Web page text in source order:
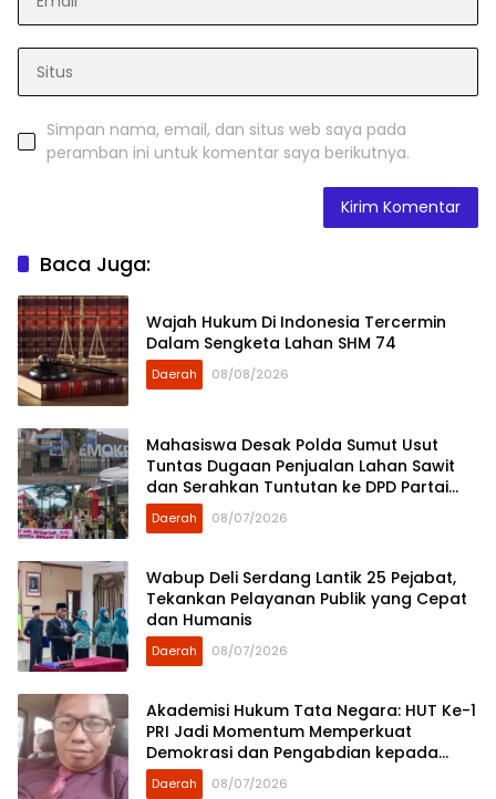
Simpan nama, email, dan situs web saya pada
peramban ini untuk komentar saya berikutnya.
Baca Juga:
Wajah Hukum Di Indonesia Tercermin
Dalam Sengketa Lahan SHM 74
Daerah 08/08/2026
Mahasiswa Desak Polda Sumut Usut
Tuntas Dugaan Penjualan Lahan Sawit
dan Serahkan Tuntutan ke DPD Partai
Demokrat Sumut
Daerah 08/07/2026
Wabup Deli Serdang Lantik 25 Pejabat,
Tekankan Pelayanan Publik yang Cepat
dan Humanis
Daerah 08/07/2026
Akademisi Hukum Tata Negara: HUT Ke-1
PRI Jadi Momentum Memperkuat
Demokrasi dan Pengabdian kepada
Rakyat
Daerah 08/07/2026